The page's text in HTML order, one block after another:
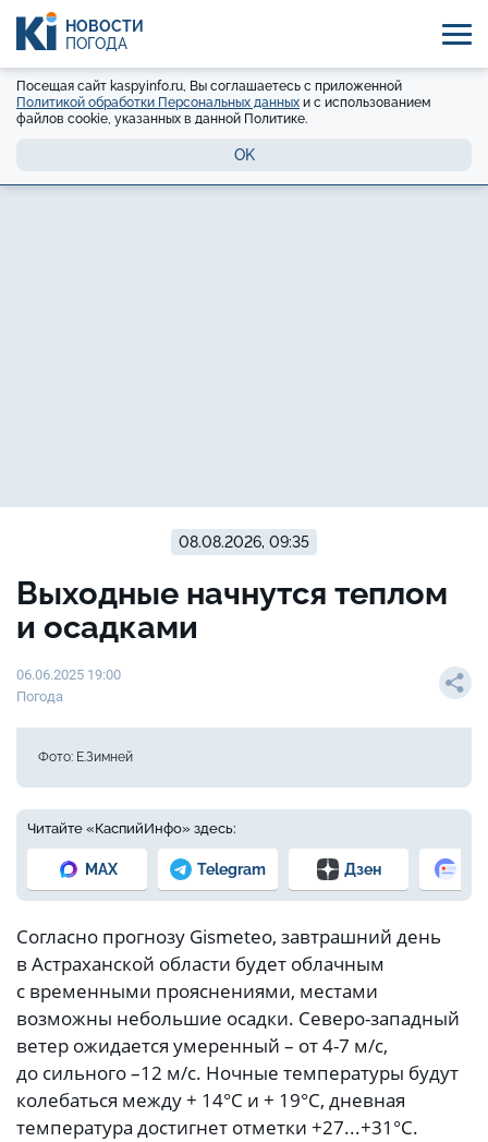
НОВОСТИ
ПОГОДА
Посещая сайт kaspyinfo.ru, Вы соглашаетесь с приложенной
Политикой обработки Персональных данных и с использованием
файлов cookie, указанных в данной Политике.
OK
08.08.2026, 09:35
Выходные начнутся теплом
и осадками
06.06.2025 19:00
Погода
Фото: Е.Зимней
Читайте «КаспийИнфо» здесь:
MAX Telegram Дзен
Согласно прогнозу Gismeteo, завтрашний день
в Астраханской области будет облачным
с временными прояснениями, местами
возможны небольшие осадки. Северо-западный
ветер ожидается умеренный – от 4-7 м/с,
до сильного –12 м/с. Ночные температуры будут
колебаться между + 14°C и + 19°C, дневная
температура достигнет отметки +27...+31°C.